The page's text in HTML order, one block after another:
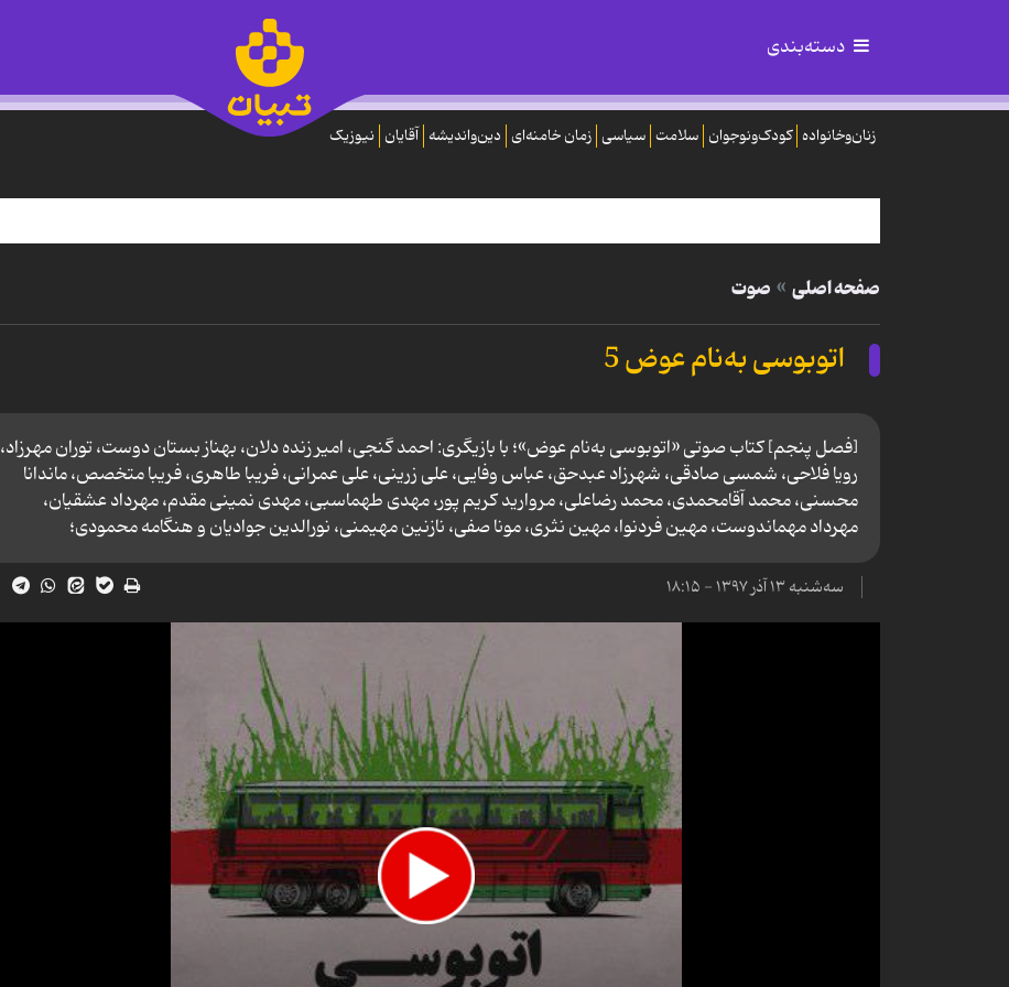
دسته‌بندی
زنان‌وخانواده کودک‌ونوجوان سلامت سیاسی زمان خامنه‌ای دین‌واندیشه آقایان نیوزیک
صفحه اصلی صوت
اتوبوسی به‌نام عوض 5
[فصل پنجم] کتاب صوتی «اتوبوسی به‌نام عوض»؛ با بازیگری: احمد گنجی، امیر زنده دلان، بهناز بستان دوست، توران مهرزاد،
رویا فلاحی، شمسی صادقی، شهرزاد عبدحق، عباس وفایی، علی زرینی، علی عمرانی، فریبا طاهری، فریبا متخصص، ماندانا
محسنی، محمد آقامحمدی، محمد رضاعلی، مروارید كریم پور، مهدی طهماسبی، مهدی نمینی مقدم، مهرداد عشقیان،
مهرداد مهماندوست، مهین فردنوا، مهین نثری، مونا صفی، نازنین مهیمنی، نورالدین جوادیان و هنگامه محمودی؛
سه‌شنبه ۱۳ آذر ۱۳۹۷ - ۱۸:۱۵